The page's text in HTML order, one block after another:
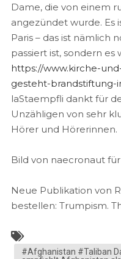
Dame, die von einem
angezündet wurde. Es
Paris – das ist nämlich
passiert ist, sondern es
https://www.kirche-
gesteht-brandstiftung-
laStaempfli dankt für
Unzähligen von sehr
Hörer und Hörerinnen.
Bild von naecronaut
Neue Publikation von
bestellen: Trumpism.
#Afghanistan #Taliban